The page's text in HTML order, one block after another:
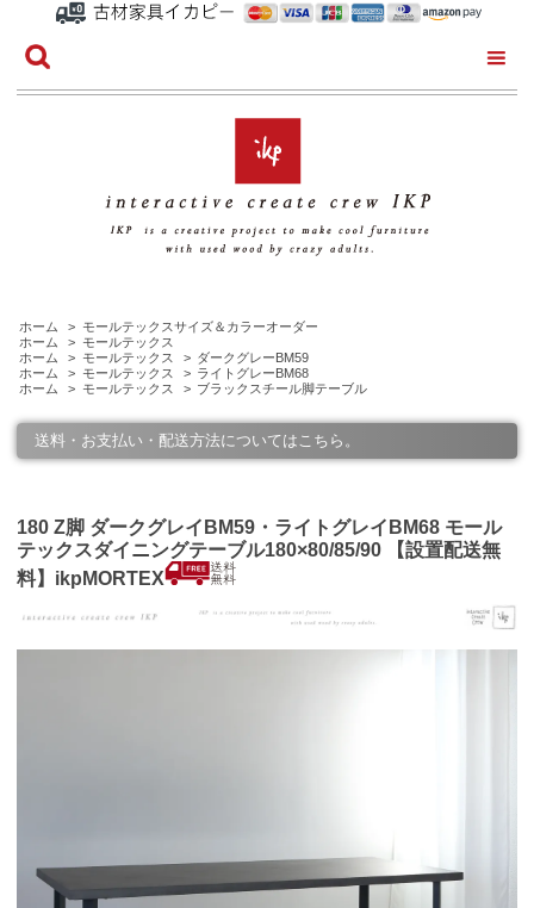
ホーム > モールテックスサイズ＆カラーオーダー
ホーム
> モールテックス
ホーム
> モールテックス > ダークグレーBM59
ホーム
> モールテックス > ライトグレーBM68
ホーム
> モールテックス > ブラックスチール脚テーブル
送料・お支払い・配送方法についてはこちら。
180 Z脚 ダークグレイBM59・ライトグレイBM68 モール
テックスダイニングテーブル180×80/85/90 【設置配送無
料】ikpMORTEX